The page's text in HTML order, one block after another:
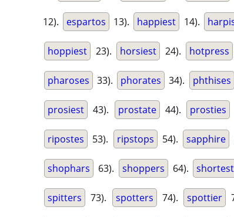
12). espartos 13). happiest 14).
hoppiest 23). horsiest 24). hotpress
pharoses 33). phorates 34). phthises
prosiest 43). prostate 44). prosties
ripostes 53). ripstops 54). sapphire
shophars 63). shoppers 64). shortest
spitters 73). spotters 74). spottier